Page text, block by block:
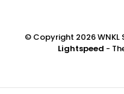
© Copyright 2026 WNKL
Lightspeed -